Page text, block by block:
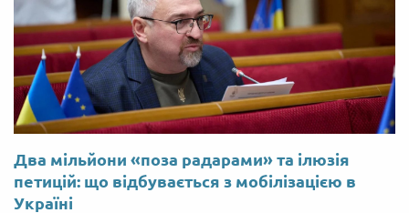
Два мільйони «поза радарами» та ілюзія
петицій: що відбувається з мобілізацією в
Україні